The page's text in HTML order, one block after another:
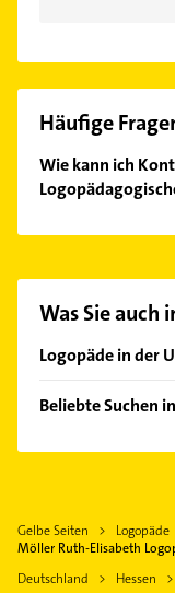
Häufige
Wie kann ich
auswählen. Hier
Was Sie auch
Logopäde in der
Burghaun
Fulda
Hohenroda
Bad Hersfeld
Beliebte Suchen
Steuerberater
Gelbe Seiten Logopäde
Möller Ruth-Elisabeth
Deutschland
Hessen